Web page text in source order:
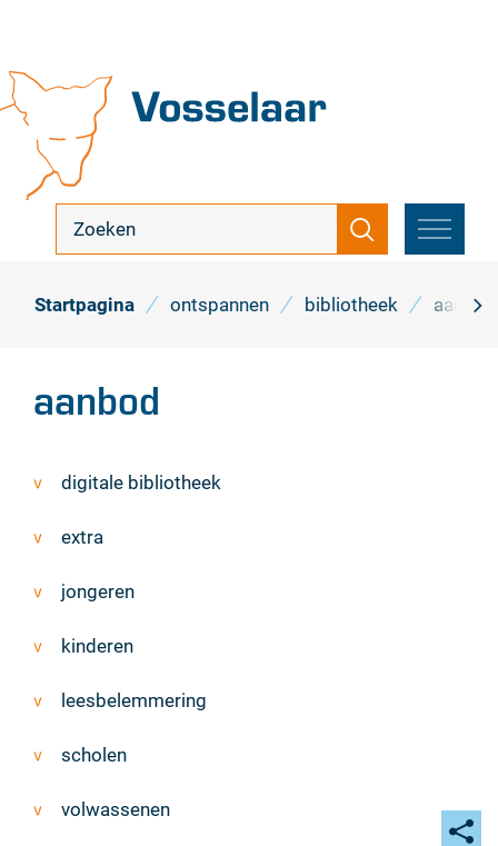
inhoud
Vosselaar
zoek
Zoeken
MENU
Startpagina ontspannen bibliotheek aanbod
aanbod
Thema's
digitale bibliotheek
extra
jongeren
kinderen
leesbelemmering
scholen
volwassenen